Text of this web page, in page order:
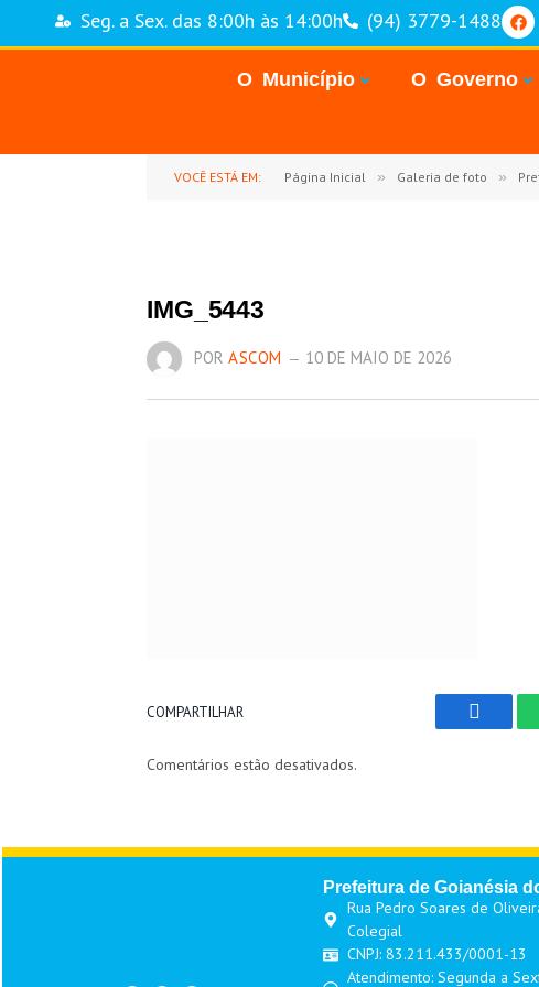
Seg. a Sex. das 8:00h às 14:00h (94) 3779-1488
O Município O Governo
VOCÊ ESTÁ EM: Página Inicial » Galeria de foto »
IMG_5443
POR ASCOM 10 DE MAIO DE 2026
COMPARTILHAR
Comentários estão desativados.
Prefeitura de Goianésia
Rua Pedro Soares de
Colegial
CNPJ: 83.211.433/0001-13
Atendimento: Segunda a